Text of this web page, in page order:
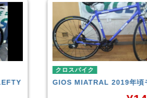
MIATRAL 2019年頃モデル